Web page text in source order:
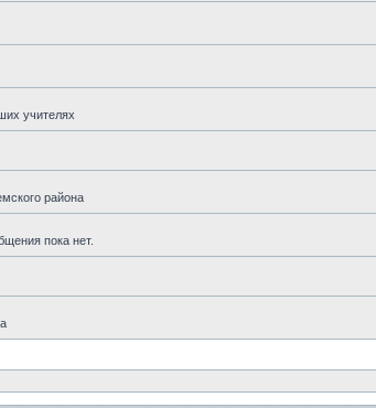
учителях
района
пока нет.